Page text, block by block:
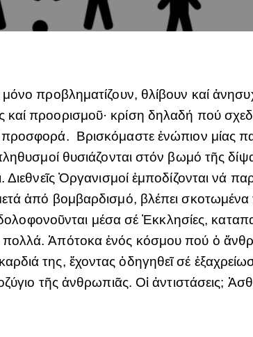
προβληματίζουν, θλίβουν καί
προορισμοῦ· κρίση δηλαδή πού
Βρισκόμαστε ἐνώπιον μίας
θυσιάζονται στόν βωμό τῆς
Ὀργανισμοί ἐμποδίζονται νά
ἀπό βομβαρδισμό, βλέπει
μέσα σέ Ἐκκλησίες,
Ἀπότοκα ἑνός κόσμου πού ὁ
της, ἔχοντας ὁδηγηθεῖ σέ
τῆς ἀνθρωπιᾶς. Οἱ ἀντιστάσεις;